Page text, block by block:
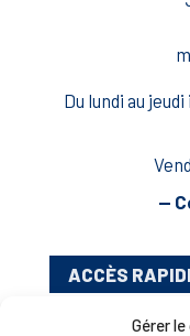
Gérer
Du lundi au
—
ACCÈS